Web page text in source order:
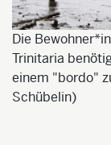
Die
Trinitaria
einem "bordo"
Schübelin)